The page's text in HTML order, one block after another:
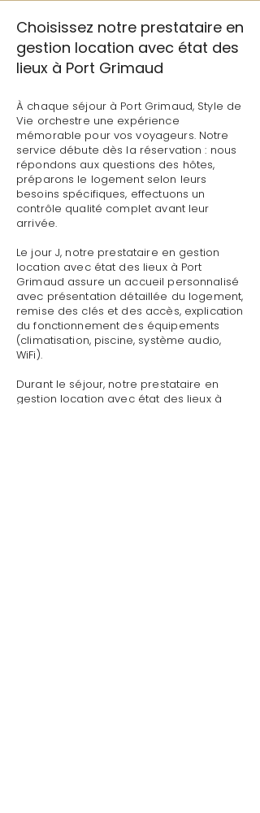
Choisissez notre prestataire en
gestion location avec état des
lieux à Port Grimaud
À chaque séjour à Port Grimaud, Style de
Vie orchestre une expérience
mémorable pour vos voyageurs. Notre
service débute dès la réservation : nous
répondons aux questions des hôtes,
préparons le logement selon leurs
besoins spécifiques, effectuons un
contrôle qualité complet avant leur
arrivée.
Le jour J, notre prestataire en gestion
location avec état des lieux à Port
Grimaud assure un accueil personnalisé
avec présentation détaillée du logement,
remise des clés et des accès, explication
du fonctionnement des équipements
(climatisation, piscine, système audio,
WiFi).
Durant le séjour, notre prestataire en
gestion location avec état des lieux à